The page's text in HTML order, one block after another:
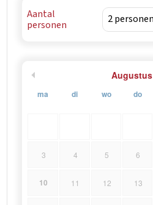
Aantal
personen
Augustus
ma di wo do
3 4 5 6
10 11 12 13